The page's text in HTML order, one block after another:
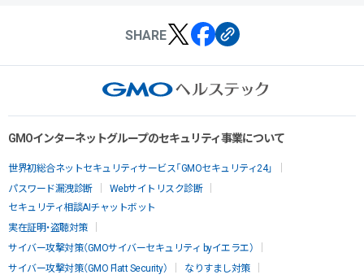
SHARE
GMOインターネットグループのセキュリティ事業について
世界初総合ネットセキュリティサービス「GMOセキュリティ24」
パスワード漏洩診断
Webサイトリスク診断
セキュリティ相談AIチャットボット
実在証明・盗聴対策
サイバー攻撃対策（GMOサイバーセキュリティ byイエラエ）
サイバー攻撃対策（GMO Flatt Security）
なりすまし対策